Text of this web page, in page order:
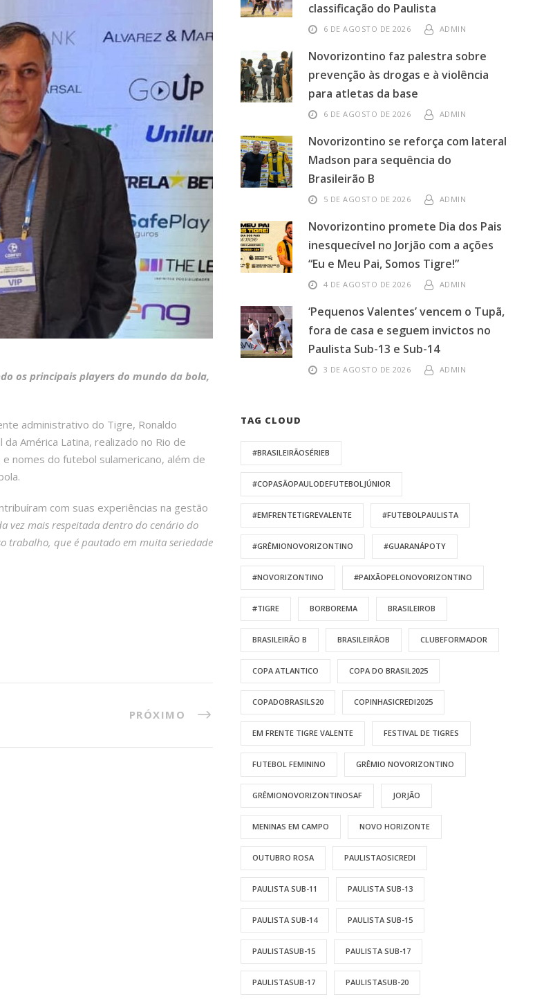
os principais players do mundo da bola,
administrativo do Tigre, Ronaldo
América Latina, realizado no Rio de
e nomes do futebol sulamericano, além de
com suas experiências na gestão
vez mais respeitada dentro do cenário do
trabalho, que é pautado em muita seriedade
PRÓXIMO
classificação do Paulista
6 DE AGOSTO DE 2026 ADMIN
Novorizontino faz palestra sobre
prevenção às drogas e à violência
para atletas da base
6 DE AGOSTO DE 2026 ADMIN
Novorizontino se reforça com lateral
Madson para sequência do
Brasileirão B
5 DE AGOSTO DE 2026 ADMIN
Novorizontino promete Dia dos Pais
inesquecível no Jorjão com a ações
“Eu e Meu Pai, Somos Tigre!”
4 DE AGOSTO DE 2026 ADMIN
‘Pequenos Valentes’ vencem o Tupã,
fora de casa e seguem invictos no
Paulista Sub-13 e Sub-14
3 DE AGOSTO DE 2026 ADMIN
TAG CLOUD
#BRASILEIRÃOSÉRIEB
#COPASÃOPAULODEFUTEBOLJÚNIOR
#EMFRENTETIGREVALENTE #FUTEBOLPAULISTA
#GRÊMIONOVORIZONTINO #GUARANÁPOTY
#NOVORIZONTINO #PAIXÃOPELONOVORIZONTINO
#TIGRE BORBOREMA BRASILEIROB
BRASILEIRÃO B BRASILEIRÃOB CLUBEFORMADOR
COPA ATLANTICO COPA DO BRASIL2025
COPADOBRASILS20 COPINHASICREDI2025
EM FRENTE TIGRE VALENTE FESTIVAL DE TIGRES
FUTEBOL FEMININO GRÊMIO NOVORIZONTINO
GRÊMIONOVORIZONTINOSAF JORJÃO
MENINAS EM CAMPO NOVO HORIZONTE
OUTUBRO ROSA PAULISTAOSICREDI
PAULISTA SUB-11 PAULISTA SUB-13
PAULISTA SUB-14 PAULISTA SUB-15
PAULISTASUB-15 PAULISTA SUB-17
PAULISTASUB-17 PAULISTASUB-20